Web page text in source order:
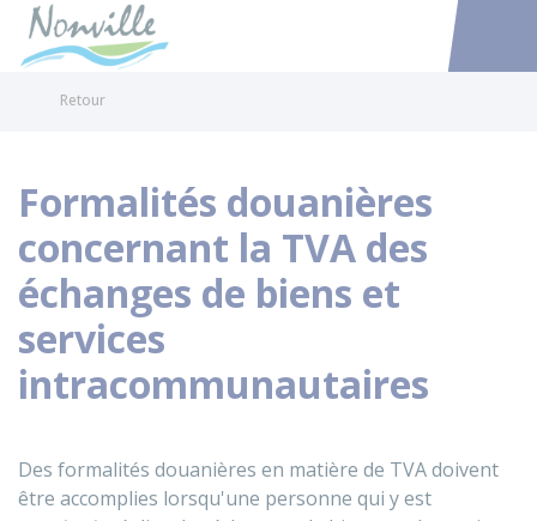
Accéder
Retour
Formalités douanières
concernant la TVA des
échanges de biens et
services
intracommunautaires
Des formalités douanières en matière de TVAdoivent
être accomplies lorsqu'une personne qui y est